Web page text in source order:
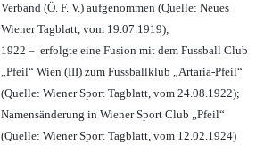
Verband (Ö. F. V.) aufgenommen (Quelle: Neues
Wiener Tagblatt, vom 19.07.1919);
1922 – erfolgte eine Fusion mit dem Fussball Club
„Pfeil“ Wien (III) zum Fussballklub „Artaria-Pfeil“
(Quelle: Wiener Sport Tagblatt, vom 24.08.1922);
Namensänderung in Wiener Sport Club „Pfeil“
(Quelle: Wiener Sport Tagblatt, vom 12.02.1924)